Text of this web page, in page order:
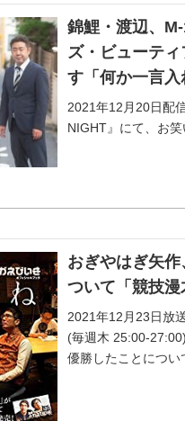
錦鯉・渡辺、
ズ・ビューテ
す「何か一言入
2021年12月20日配
NIGHT』にて、お
おぎやはぎ矢
ついて「競技
2021年12月23日放
(毎週木 25:00-
優勝したことについ